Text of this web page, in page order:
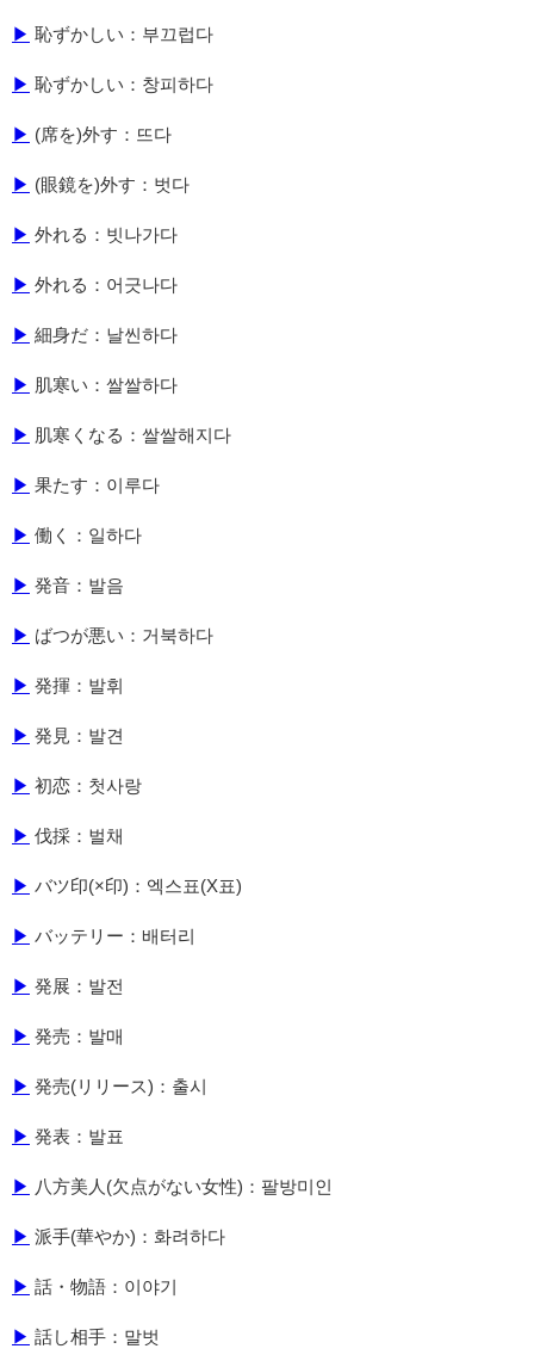
▶ 恥ずかしい：부끄럽다
▶ 恥ずかしい：창피하다
▶ (席を)外す：뜨다
▶ (眼鏡を)外す：벗다
▶ 外れる：빗나가다
▶ 外れる：어긋나다
▶ 細身だ：날씬하다
▶ 肌寒い：쌀쌀하다
▶ 肌寒くなる：쌀쌀해지다
▶ 果たす：이루다
▶ 働く：일하다
▶ 発音：발음
▶ ばつが悪い：거북하다
▶ 発揮：발휘
▶ 発見：발견
▶ 初恋：첫사랑
▶ 伐採：벌채
▶ バツ印(×印)：엑스표(X표)
▶ バッテリー：배터리
▶ 発展：발전
▶ 発売：발매
▶ 発売(リリース)：출시
▶ 発表：발표
▶ 八方美人(欠点がない女性)：팔방미인
▶ 派手(華やか)：화려하다
▶ 話・物語：이야기
▶ 話し相手：말벗